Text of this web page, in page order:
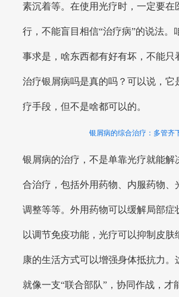
素沉着等。在使用光疗时，一定要在
行，不能盲目相信“治疗病”的说法。
事求是，啥东西都有好有坏，不能只
治疗银屑病吗是真的吗？可以说，它
疗手段，但不是啥都可以的。
银屑病的综合治疗：多管齐
银屑病的治疗，不是单靠光疗就能解
合治疗，包括外用药物、内服药物、
调整等等。外用药物可以缓解局部症
以调节免疫功能，光疗可以抑制皮肤
康的生活方式可以增强身体抵抗力。
就像一支“联合部队”，协同作战，才